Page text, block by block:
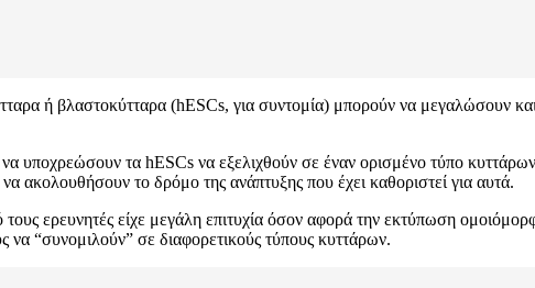
ή βλαστοκύτταρα (hESCs, για συντομία) μπορούν να μεγαλώσουν
υποχρεώσουν τα hESCs να εξελιχθούν σε έναν ορισμένο τύπο
ακολουθήσουν το δρόμο της ανάπτυξης που έχει καθοριστεί για αυτά.
ερευνητές είχε μεγάλη επιτυχία όσον αφορά την εκτύπωση
να “συνομιλούν” σε διαφορετικούς τύπους κυττάρων.